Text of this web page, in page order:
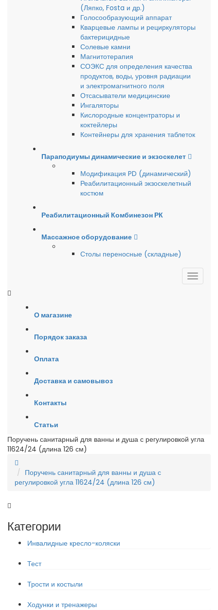
(Ляпко, Fosta и др.)
Голосообразующий аппарат
Кварцевые лампы и рециркуляторы
бактерицидные
Солевые камни
Магнитотерапия
СОЭКС для определения качества
продуктов, воды, уровня радиации
и электромагнитного поля
Отсасыватели медицинские
Ингаляторы
Кислородные концентраторы и
коктейлеры
Контейнеры для хранения таблеток
Параподиумы динамические и экзоскелет
Модификация PD (динамический)
Реабилитационный экзоскелетный
костюм
Реабилитационный Комбинезон РК
Массажное оборудование
Столы переносные (складные)
О магазине
Порядок заказа
Оплата
Доставка и самовывоз
Контакты
Статьи
Поручень санитарный для ванны и душа с регулировкой угла
11624/24 (длина 126 см)
Поручень санитарный для ванны и душа с
регулировкой угла 11624/24 (длина 126 см)
Категории
Инвалидные кресло-коляски
Тест
Трости и костыли
Ходунки и тренажеры